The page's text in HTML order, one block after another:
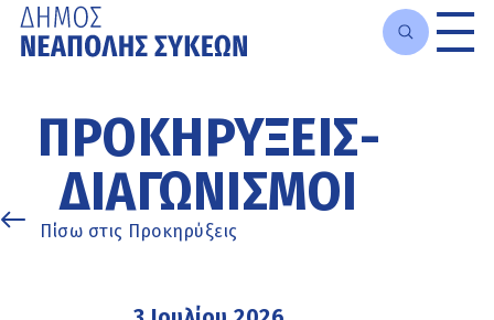
κυρίως
περιεχόμενο
ΠΡΟΚΗΡΎΞΕΙΣ-
ΔΙΑΓΩΝΙΣΜΟΊ
Πίσω στις Προκηρύξεις